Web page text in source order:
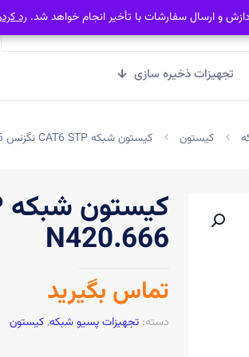
تجهیزات ذخیره سازی
کیستون کیستون شبکه CAT6 STP نگزنس N420.666
N420.666
تماس بگیرید
دسته: تجهیزات پسیو شبکه,کیستون
و ارسال سفارشات با تأخیر انجام خواهد شد. رد و ارسال سفارشات با تأخیر انجام خواهد شد. رد